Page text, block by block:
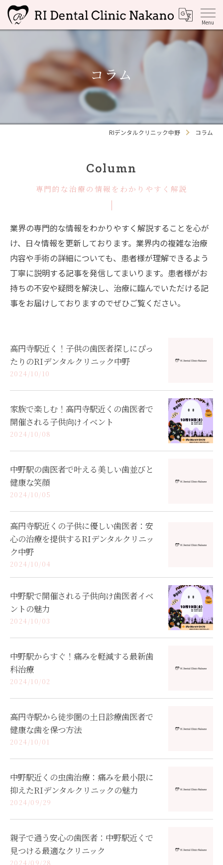
コラム
RIデンタルクリニック中野 コラム
Column
専門的な治療の情報をわかりやすく解説
業界の専門的な情報をわかりやすく解説することを心が
け、日々情報を更新しております。業界内の複雑な治療
内容や手術の詳細についても、患者様が理解できるよう
丁寧に説明する記事を発信してまいります。患者様がお
持ちの不安や疑問を解決し、治療に臨んでいただける記
事をお届けしておりますのでぜひご覧ください。
高円寺駅近く！子供の歯医者探しにぴっ
たりのRIデンタルクリニック中野
2024/10/10
家族で楽しむ！高円寺駅近くの歯医者で
開催される子供向けイベント
2024/10/08
中野駅の歯医者で叶える美しい歯並びと
健康な笑顔
2024/10/05
高円寺駅近くの子供に優しい歯医者：安
心の治療を提供するRIデンタルクリニッ
ク中野
2024/10/04
中野駅で開催される子供向け歯医者イベ
ントの魅力
2024/10/03
中野駅からすぐ！痛みを軽減する最新歯
科治療
2024/10/02
高円寺駅から徒歩圏の土日診療歯医者で
健康な歯を保つ方法
2024/10/01
中野駅近くの虫歯治療：痛みを最小限に
抑えたRIデンタルクリニックの魅力
2024/09/29
親子で通う安心の歯医者：中野駅近くで
見つける最適なクリニック
2024/09/28